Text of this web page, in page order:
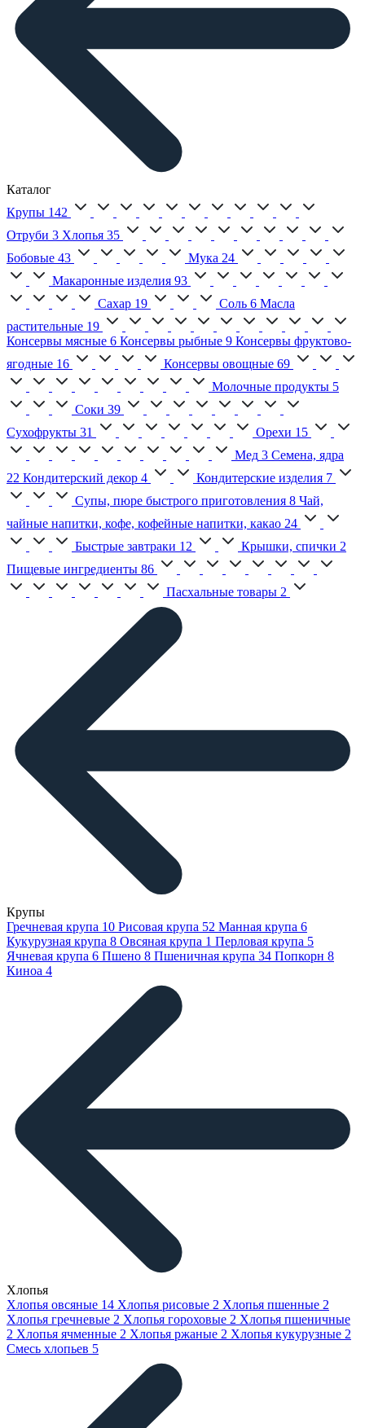
Каталог
Крупы 142
Отруби 3 Хлопья 35
Бобовые 43 Мука 24
Макаронные изделия 93
Сахар 19 Соль 6 Масла
растительные 19
Консервы мясные 6 Консервы рыбные 9 Консервы фруктово-
ягодные 16 Консервы овощные 69
Молочные продукты 5
Соки 39
Сухофрукты 31 Орехи 15
Мед 3 Семена, ядра
22 Кондитерский декор 4 Кондитерские изделия 7
Супы, пюре быстрого приготовления 8 Чай,
чайные напитки, кофе, кофейные напитки, какао 24
Быстрые завтраки 12 Крышки, спички 2
Пищевые ингредиенты 86
Пасхальные товары 2
Крупы
Гречневая крупа 10 Рисовая крупа 52 Манная крупа 6
Кукурузная крупа 8 Овсяная крупа 1 Перловая крупа 5
Ячневая крупа 6 Пшено 8 Пшеничная крупа 34 Попкорн 8
Киноа 4
Хлопья
Хлопья овсяные 14 Хлопья рисовые 2 Хлопья пшенные 2
Хлопья гречневые 2 Хлопья гороховые 2 Хлопья пшеничные
2 Хлопья ячменные 2 Хлопья ржаные 2 Хлопья кукурузные 2
Смесь хлопьев 5